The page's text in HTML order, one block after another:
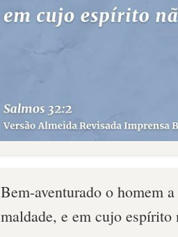
Bem-aventurado o homem
maldade, e em cujo espírito